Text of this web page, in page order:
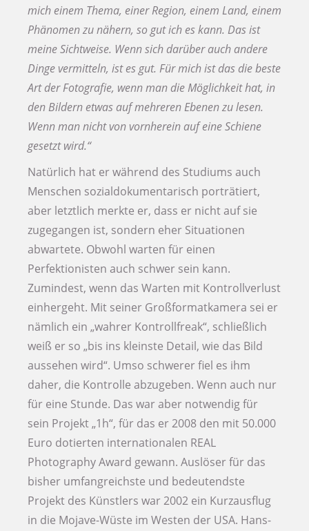
mich einem Thema, einer Region, einem Land, einem
Phänomen zu nähern, so gut ich es kann. Das ist
meine Sichtweise. Wenn sich darüber auch andere
Dinge vermitteln, ist es gut. Für mich ist das die beste
Art der Fotografie, wenn man die Möglichkeit hat, in
den Bildern etwas auf mehreren Ebenen zu lesen.
Wenn man nicht von vornherein auf eine Schiene
gesetzt wird.“
Natürlich hat er während des Studiums auch
Menschen sozialdokumentarisch porträtiert,
aber letztlich merkte er, dass er nicht auf sie
zugegangen ist, sondern eher Situationen
abwartete. Obwohl warten für einen
Perfektionisten auch schwer sein kann.
Zumindest, wenn das Warten mit Kontrollverlust
einhergeht. Mit seiner Großformatkamera sei er
nämlich ein „wahrer Kontrollfreak“, schließlich
weiß er so „bis ins kleinste Detail, wie das Bild
aussehen wird“. Umso schwerer fiel es ihm
daher, die Kontrolle abzugeben. Wenn auch nur
für eine Stunde. Das war aber notwendig für
sein Projekt „1h“, für das er 2008 den mit 50.000
Euro dotierten internationalen REAL
Photography Award gewann. Auslöser für das
bisher umfangreichste und bedeutendste
Projekt des Künstlers war 2002 ein Kurzausflug
in die Mojave-Wüste im Westen der USA. Hans-